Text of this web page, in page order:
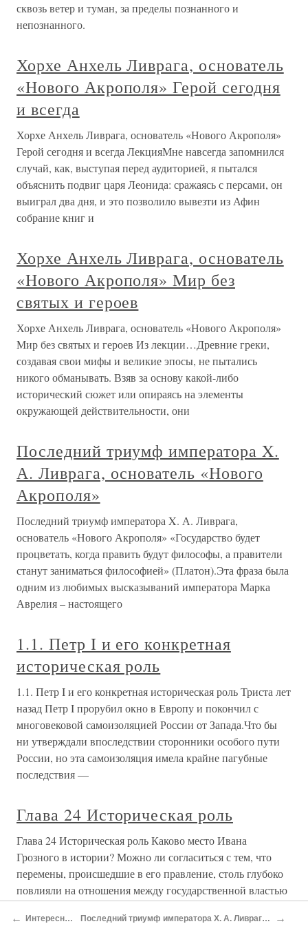
сквозь ветер и туман, за пределы познанного и
непознанного.
Хорхе Анхель Ливрага, основатель
«Нового Акрополя» Герой сегодня
и всегда
Хорхе Анхель Ливрага, основатель «Нового Акрополя»
Герой сегодня и всегда ЛекцияМне навсегда запомнился
случай, как, выступая перед аудиторией, я пытался
объяснить подвиг царя Леонида: сражаясь с персами, он
выиграл два дня, и это позволило вывезти из Афин
собрание книг и
Хорхе Анхель Ливрага, основатель
«Нового Акрополя» Мир без
святых и героев
Хорхе Анхель Ливрага, основатель «Нового Акрополя»
Мир без святых и героев Из лекции…Древние греки,
создавая свои мифы и великие эпосы, не пытались
никого обманывать. Взяв за основу какой-либо
исторический сюжет или опираясь на элементы
окружающей действительности, они
Последний триумф императора X.
А. Ливрага, основатель «Нового
Акрополя»
Последний триумф императора X. А. Ливрага,
основатель «Нового Акрополя» «Государство будет
процветать, когда править будут философы, а правители
станут заниматься философией» (Платон).Эта фраза была
одним из любимых высказываний императора Марка
Аврелия – настоящего
1.1. Петр I и его конкретная
историческая роль
1.1. Петр I и его конкретная историческая роль Триста лет
назад Петр I прорубил окно в Европу и покончил с
многовековой самоизоляцией России от Запада.Что бы
ни утверждали впоследствии сторонники особого пути
России, но эта самоизоляция имела крайне пагубные
последствия —
Глава 24 Историческая роль
Глава 24 Историческая роль Каково место Ивана
Грозного в истории? Можно ли согласиться с тем, что
перемены, происшедшие в его правление, столь глубоко
повлияли на отношения между государственной властью
характер русской
← Интересные факты Последний триумф императора X. А. Ливрага, основатель «Нового Акрополя» →